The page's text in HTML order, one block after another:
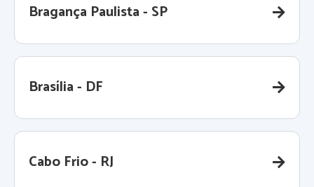
Bragança Paulista - SP
Brasília - DF
Cabo Frio - RJ